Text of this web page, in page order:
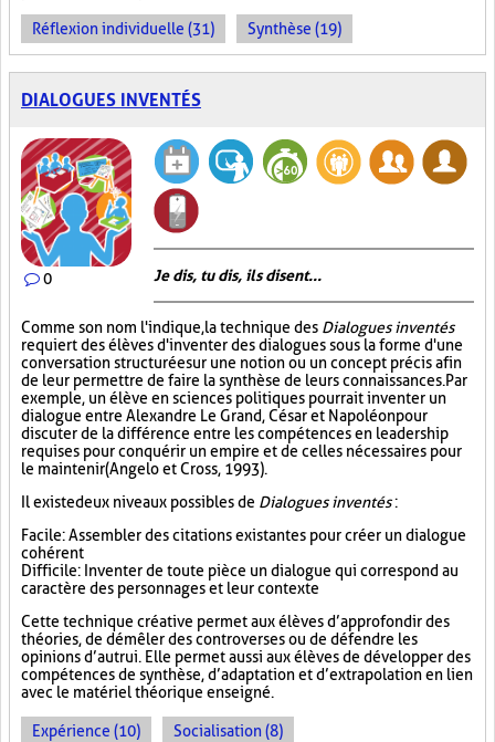
Réflexion individuelle (31) Synthèse (19)
DIALOGUES INVENTÉS
0 Je dis, tu dis, ils disent...
Comme son nom l'indique, la technique des Dialogues inventés
requiert des élèves d'inventer des dialogues sous la forme d'une
conversation structurée sur une notion ou un concept précis afin
de leur permettre de faire la synthèse de leurs connaissances. Par
exemple, un élève en sciences politiques pourrait inventer un
dialogue entre Alexandre Le Grand, César et Napoléon pour
discuter de la différence entre les compétences en leadership
requises pour conquérir un empire et de celles nécessaires pour
le maintenir (Angelo et Cross, 1993).
Il existe deux niveaux possibles de Dialogues inventés:
Facile : Assembler des citations existantes pour créer un dialogue
cohérent
Difficile : Inventer de toute pièce un dialogue qui correspond au
caractère des personnages et leur contexte
Cette technique créative permet aux élèves d’approfondir des
théories, de démêler des controverses ou de défendre les
opinions d’autrui. Elle permet aussi aux élèves de développer des
compétences de synthèse, d’adaptation et d’extrapolation en lien
avec le matériel théorique enseigné.
Expérience (10) Socialisation (8)